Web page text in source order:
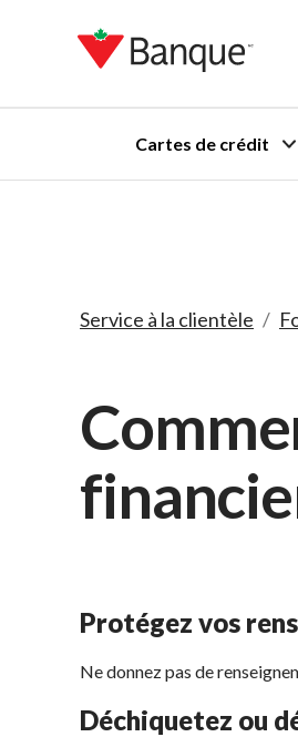
Cartes de crédit
Service à la clientèle /
Protégez vos
Ne donnez pas de
Déchiquetez ou